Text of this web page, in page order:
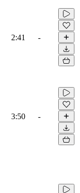
2:41 -
3:50 -